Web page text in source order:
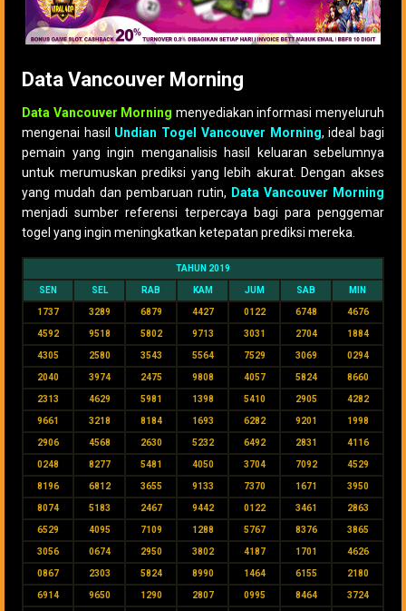
Data Vancouver Morning
Data Vancouver Morning menyediakan informasi menyeluruh
mengenai hasil Undian Togel Vancouver Morning, ideal bagi
pemain yang ingin menganalisis hasil keluaran sebelumnya
untuk merumuskan prediksi yang lebih akurat. Dengan akses
yang mudah dan pembaruan rutin, Data Vancouver Morning
menjadi sumber referensi terpercaya bagi para penggemar
togel yang ingin meningkatkan ketepatan prediksi mereka.
TAHUN 2019
SEN SEL RAB KAM JUM SAB MIN
1737 3289 6879 4427 0122 6748 4676
4592 9518 5802 9713 3031 2704 1884
4305 2580 3543 5564 7529 3069 0294
2040 3974 2475 9808 4057 5824 8660
2313 4629 5981 1398 5410 2905 4282
9661 3218 8184 1693 6282 9201 1998
2906 4568 2630 5232 6492 2831 4116
0248 8277 5481 4050 3704 7092 4529
8196 6812 3655 9133 7370 1671 3950
8074 5183 2467 9442 0122 3461 2863
6529 4095 7109 1288 5767 8376 3865
3056 0674 2950 3802 4187 1701 4626
0867 2303 5824 8990 1464 6155 2180
6914 9650 1290 2807 0995 8464 3724